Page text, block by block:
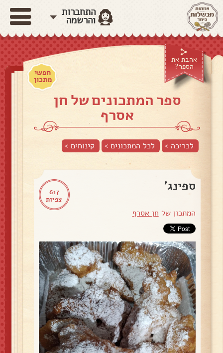
התחברות
והרשמה
אהבת את
הספר?
חפשי
מתכון
ספר המתכונים של חן
אסרף
לכריכה > לכל המתכונים > קינוחים>
617
צפיות
ספינג'
המתכון של חן אסרף